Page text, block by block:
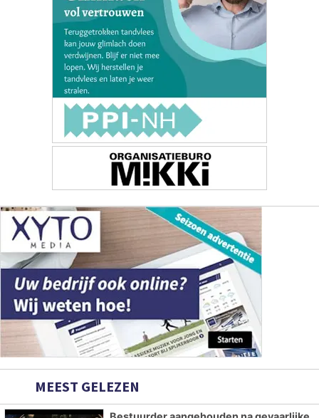
MEEST GELEZEN